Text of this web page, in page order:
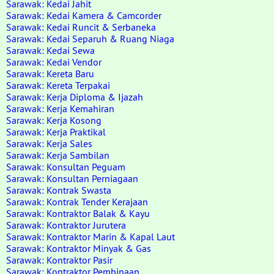
Sarawak: Kedai Jahit
Sarawak: Kedai Kamera & Camcorder
Sarawak: Kedai Runcit & Serbaneka
Sarawak: Kedai Separuh & Ruang Niaga
Sarawak: Kedai Sewa
Sarawak: Kedai Vendor
Sarawak: Kereta Baru
Sarawak: Kereta Terpakai
Sarawak: Kerja Diploma & Ijazah
Sarawak: Kerja Kemahiran
Sarawak: Kerja Kosong
Sarawak: Kerja Praktikal
Sarawak: Kerja Sales
Sarawak: Kerja Sambilan
Sarawak: Konsultan Peguam
Sarawak: Konsultan Perniagaan
Sarawak: Kontrak Swasta
Sarawak: Kontrak Tender Kerajaan
Sarawak: Kontraktor Balak & Kayu
Sarawak: Kontraktor Jurutera
Sarawak: Kontraktor Marin & Kapal Laut
Sarawak: Kontraktor Minyak & Gas
Sarawak: Kontraktor Pasir
Sarawak: Kontraktor Pembinaan